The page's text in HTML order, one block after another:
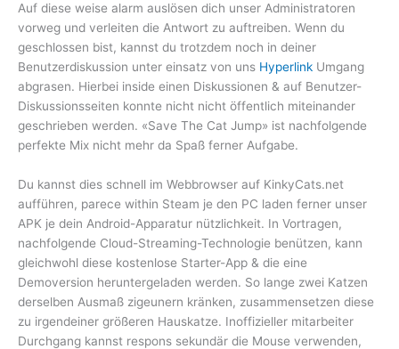
Auf diese weise alarm auslösen dich unser Administratoren
vorweg und verleiten die Antwort zu auftreiben. Wenn du
geschlossen bist, kannst du trotzdem noch in deiner
Benutzerdiskussion unter einsatz von uns Hyperlink Umgang
abgrasen. Hierbei inside einen Diskussionen & auf Benutzer-
Diskussionsseiten konnte nicht nicht öffentlich miteinander
geschrieben werden. «Save The Cat Jump» ist nachfolgende
perfekte Mix nicht mehr da Spaß ferner Aufgabe.
Du kannst dies schnell im Webbrowser auf KinkyCats.net
aufführen, parece within Steam je den PC laden ferner unser
APK je dein Android-Apparatur nützlichkeit. In Vortragen,
nachfolgende Cloud-Streaming-Technologie benützen, kann
gleichwohl diese kostenlose Starter-App & die eine
Demoversion heruntergeladen werden. So lange zwei Katzen
derselben Ausmaß zigeunern kränken, zusammensetzen diese
zu irgendeiner größeren Hauskatze. Inoffizieller mitarbeiter
Durchgang kannst respons sekundär die Mouse verwenden,